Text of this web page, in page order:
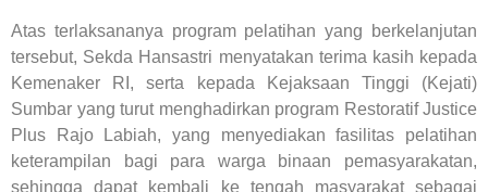
Atas terlaksananya program pelatihan yang berkelanjutan
tersebut, Sekda Hansastri menyatakan terima kasih kepada
Kemenaker RI, serta kepada Kejaksaan Tinggi (Kejati)
Sumbar yang turut menghadirkan program Restoratif Justice
Plus Rajo Labiah, yang menyediakan fasilitas pelatihan
keterampilan bagi para warga binaan pemasyarakatan,
sehingga dapat kembali ke tengah masyarakat sebagai